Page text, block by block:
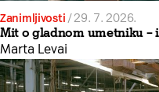
Zanimljivosti /29. 7. 2026.
Mit o gladnom umetniku –
Marta Levai